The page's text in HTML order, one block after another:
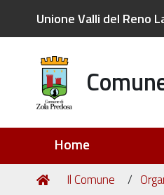
Unione Valli del Reno
Home
Tu
Home
Il Comune